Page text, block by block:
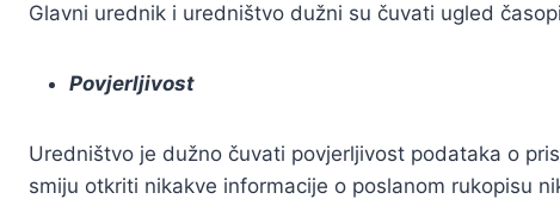
Glavni urednik i uredništvo dužni su čuvati ugled
Povjerljivost
Uredništvo je dužno čuvati povjerljivost podataka o
smiju otkriti nikakve informacije o poslanom rukopisu